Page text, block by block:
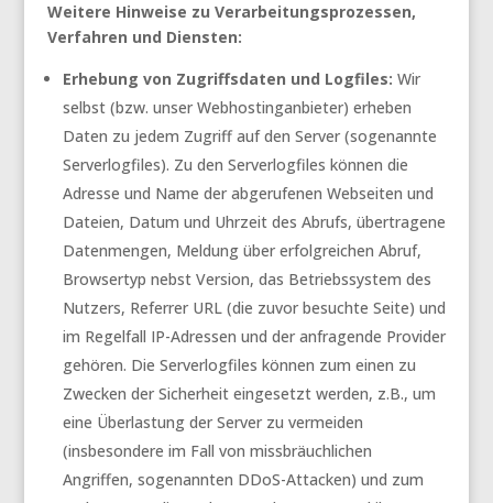
Weitere Hinweise zu Verarbeitungsprozessen,
Verfahren und Diensten:
Erhebung von Zugriffsdaten und Logfiles: Wir
selbst (bzw. unser Webhostinganbieter) erheben
Daten zu jedem Zugriff auf den Server (sogenannte
Serverlogfiles). Zu den Serverlogfiles können die
Adresse und Name der abgerufenen Webseiten und
Dateien, Datum und Uhrzeit des Abrufs, übertragene
Datenmengen, Meldung über erfolgreichen Abruf,
Browsertyp nebst Version, das Betriebssystem des
Nutzers, Referrer URL (die zuvor besuchte Seite) und
im Regelfall IP-Adressen und der anfragende Provider
gehören. Die Serverlogfiles können zum einen zu
Zwecken der Sicherheit eingesetzt werden, z.B., um
eine Überlastung der Server zu vermeiden
(insbesondere im Fall von missbräuchlichen
Angriffen, sogenannten DDoS-Attacken) und zum